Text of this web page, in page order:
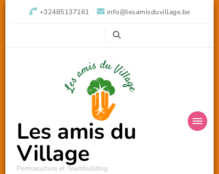
+32485137161 info@lesamisduvillage.be
Les amis du
Village
Permaculture et Teambuilding